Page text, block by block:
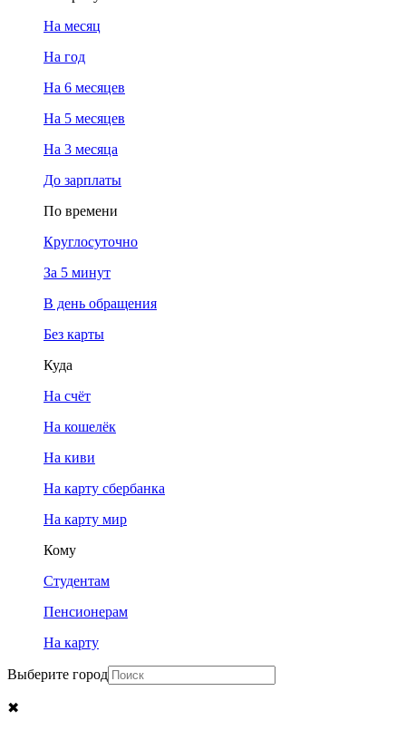
На месяц
На год
На 6 месяцев
На 5 месяцев
На 3 месяца
До зарплаты
По времени
Круглосуточно
За 5 минут
В день обращения
Без карты
Куда
На счёт
На кошелёк
На киви
На карту сбербанка
На карту мир
Кому
Студентам
Пенсионерам
На карту
Выберите город
✖